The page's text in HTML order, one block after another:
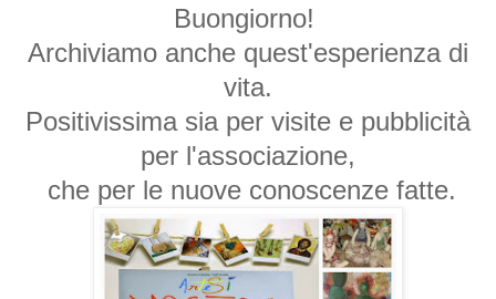
Buongiorno!
Archiviamo anche quest'esperienza di
vita.
Positivissima sia per visite e pubblicità
per l'associazione,
che per le nuove conoscenze fatte.